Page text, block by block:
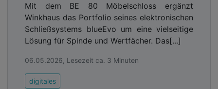
Plattform sollte im Zentrum stehen, sondern die
Frage, wo Daten entstehen, wo sie gespeichert
werden und wer dauerhaft die Hoheit darüber
behält. Daraus lassen sich folgende Prinzipien
1. Trennung von Plattform und Datenhaltung
Kommunikationsplattformen sollten nicht
Mit dem BE 80 Möbelschloss ergänzt
Winkhaus das Portfolio seines elektronischen
Schließsystems blueEvo um eine vielseitige
Lösung für Spinde und Wertfächer. Das[...]
06.05.2026, Lesezeit ca. 3 Minuten
digitales